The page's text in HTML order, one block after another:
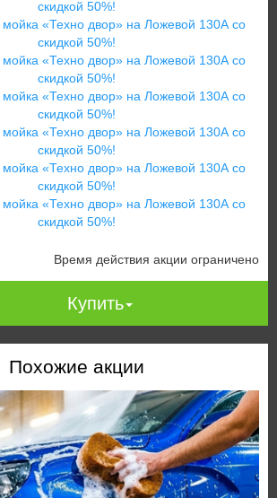
Время действия акции ограничено
Купить
Похожие акции